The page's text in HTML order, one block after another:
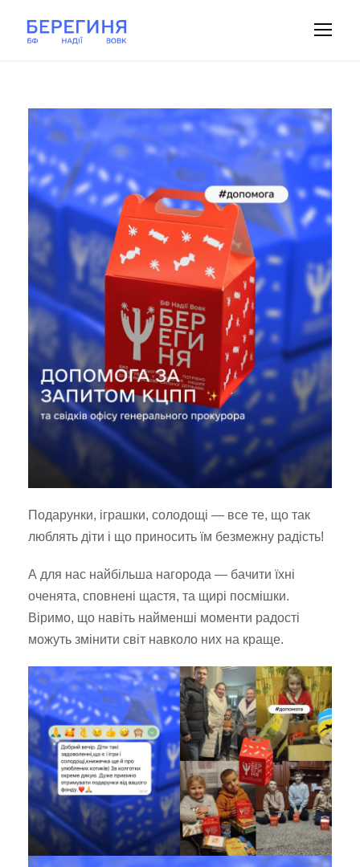
Подарунки, іграшки, солодощі — все те, що так
люблять діти і що приносить їм безмежну радість!
А для нас найбільша нагорода — бачити їхні
оченята, сповнені щастя, та щирі посмішки.
Віримо, що навіть найменші моменти радості
можуть змінити світ навколо них на краще.